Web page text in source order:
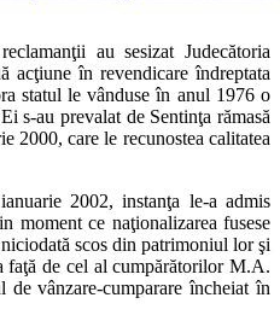
au sesizat Judecătoria
acţiune în revendicare îndreptata
statul le vânduse în anul 1976 o
s-au prevalat de Sentinţa rămasă
2000, care le recunostea calitatea
2002, instanţa le-a admis
moment ce naţionalizarea fusese
scos din patrimoniul lor şi
faţă de cel al cumpărătorilor M.A.
vânzare-cumparare încheiat în